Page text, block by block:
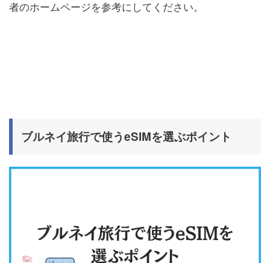
者のホームページを参考にしてください。
ブルネイ旅行で使うeSIMを選ぶポイント